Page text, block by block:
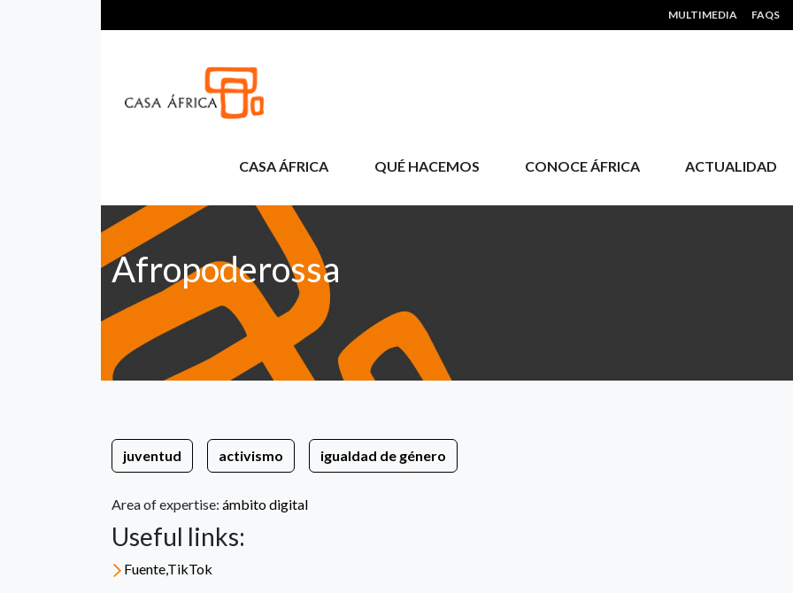
HEADER MENU
MULTIMEDIA FAQS
CASA ÁFRICA QUÉ HACEMOS CONOCE ÁFRICA ACTUALIDAD
Afropoderossa
juventud activismo igualdad de género
Area of expertise: ámbito digital
Useful links:
Fuente,TikTok